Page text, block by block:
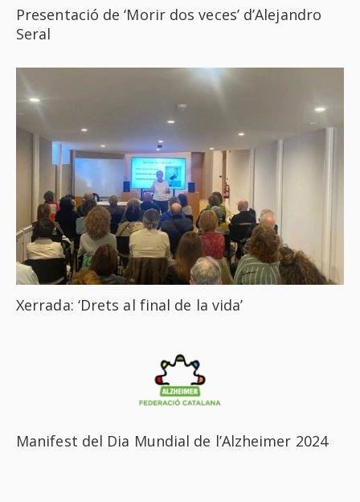
Presentació de ‘Morir dos veces’ d’Alejandro
Seral
Xerrada: ‘Drets al final de la vida’
Manifest del Dia Mundial de l’Alzheimer 2024